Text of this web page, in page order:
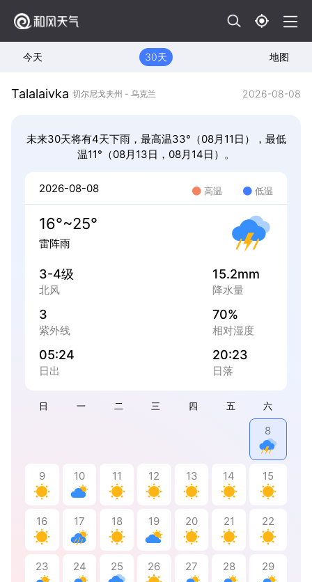
今天 30天 地图
Talalaivka 切尔尼戈夫州 - 乌克兰 2026-08-08
未来30天将有4天下雨，最高温33°（08月11日），最低
温11°（08月13日，08月14日）。
日 一 二 三 四 五 六
8
9 10 11 12 13 14 15
16 17 18 19 20 21 22
23 24 25 26 27 28 29
2026-08-08 高温 低温
16°~25°
雷阵雨
3-4级
北风
15.2mm
降水量
3
紫外线
70%
相对湿度
05:24
日出
20:23
日落